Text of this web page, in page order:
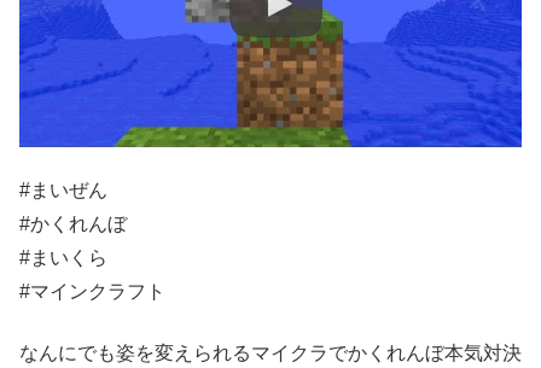
#まいぜん
#かくれんぼ
#まいくら
#マインクラフト
なんにでも姿を変えられるマイクラでかくれんぼ本気対決